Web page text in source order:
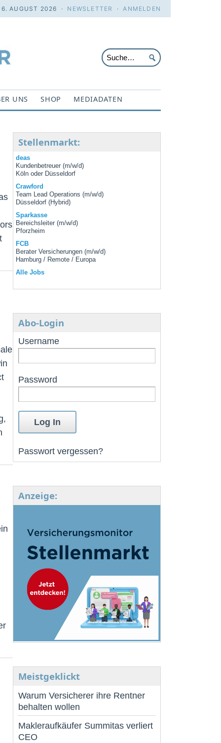
6. AUGUST 2026 · NEWSLETTER ·ANMELDEN
UNS SHOP MEDIADATEN
Stellenmarkt:
deas
Kundenbetreuer (m/w/d)
Köln oder Düsseldorf
Crawford
Team Lead Operations (m/w/d)
Düsseldorf (Hybrid)
Sparkasse
Bereichsleiter (m/w/d)
Pforzheim
FCB
Berater Versicherungen (m/w/d)
Hamburg / Remote / Europa
Alle Jobs
Abo-Login
Username
Password
Passwort vergessen?
Anzeige:
Meistgeklickt
Warum Versicherer ihre Rentner
behalten wollen
Makleraufkäufer Summitas verliert
CEO